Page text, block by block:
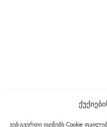
ვებ-გვერდი იყენებს Cookie